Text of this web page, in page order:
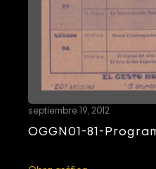
OGGN01-81-
septiembre 19, 2012